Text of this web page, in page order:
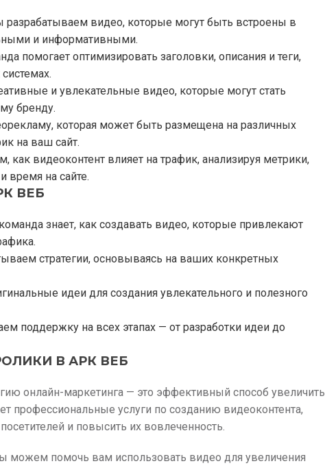
разрабатываем видео, которые могут быть встроены в
и информативными.
помогает оптимизировать заголовки, описания и теги,
и увлекательные видео, которые могут стать
бренду.
которая может быть размещена на различных
на ваш сайт.
как видеоконтент влияет на трафик, анализируя метрики,
время на сайте.
ВЕБ
знает, как создавать видео, которые привлекают
стратегии, основываясь на ваших конкретных
идеи для создания увлекательного и полезного
поддержку на всех этапах — от разработки идеи до
В АРК ВЕБ
онлайн-маркетинга — это эффективный способ увеличить
профессиональные услуги по созданию видеоконтента,
и повысить их вовлеченность.
можем помочь вам использовать видео для увеличения